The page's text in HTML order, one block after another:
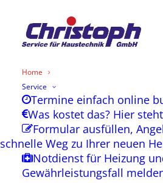
Home
Service
Termine einfach online
Was kostet das? Hier
Formular ausfüllen,
schnelle Weg zu Ihrer neuen
Notdienst für Heizung
Gewährleistungsfall